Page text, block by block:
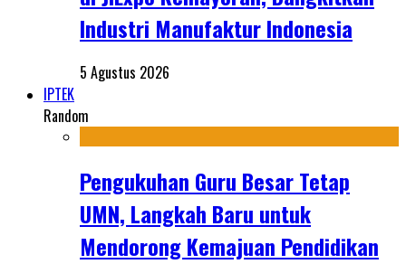
Industri Manufaktur Indonesia
5 Agustus 2026
IPTEK
Random
Pengukuhan Guru Besar Tetap
UMN, Langkah Baru untuk
Mendorong Kemajuan Pendidikan